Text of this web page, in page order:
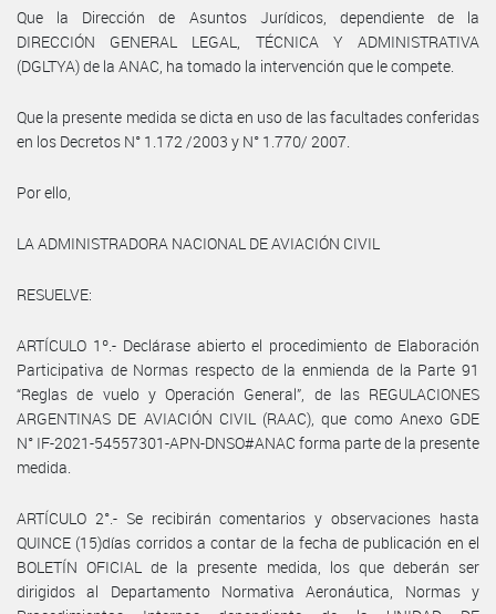
Que la Dirección de Asuntos Jurídicos, dependiente de la
DIRECCIÓN GENERAL LEGAL, TÉCNICA Y ADMINISTRATIVA
(DGLTYA) de la ANAC, ha tomado la intervención que le compete.
Que la presente medida se dicta en uso de las facultades conferidas
en los Decretos N° 1.172 /2003 y N° 1.770/ 2007.
Por ello,
LA ADMINISTRADORA NACIONAL DE AVIACIÓN CIVIL
RESUELVE:
ARTÍCULO 1º.- Declárase abierto el procedimiento de Elaboración
Participativa de Normas respecto de la enmienda de la Parte 91
“Reglas de vuelo y Operación General”, de las REGULACIONES
ARGENTINAS DE AVIACIÓN CIVIL (RAAC), que como Anexo GDE
N° IF-2021-54557301-APN-DNSO#ANAC forma parte de la presente
medida.
ARTÍCULO 2°.- Se recibirán comentarios y observaciones hasta
QUINCE (15)días corridos a contar de la fecha de publicación en el
BOLETÍN OFICIAL de la presente medida, los que deberán ser
dirigidos al Departamento Normativa Aeronáutica, Normas y